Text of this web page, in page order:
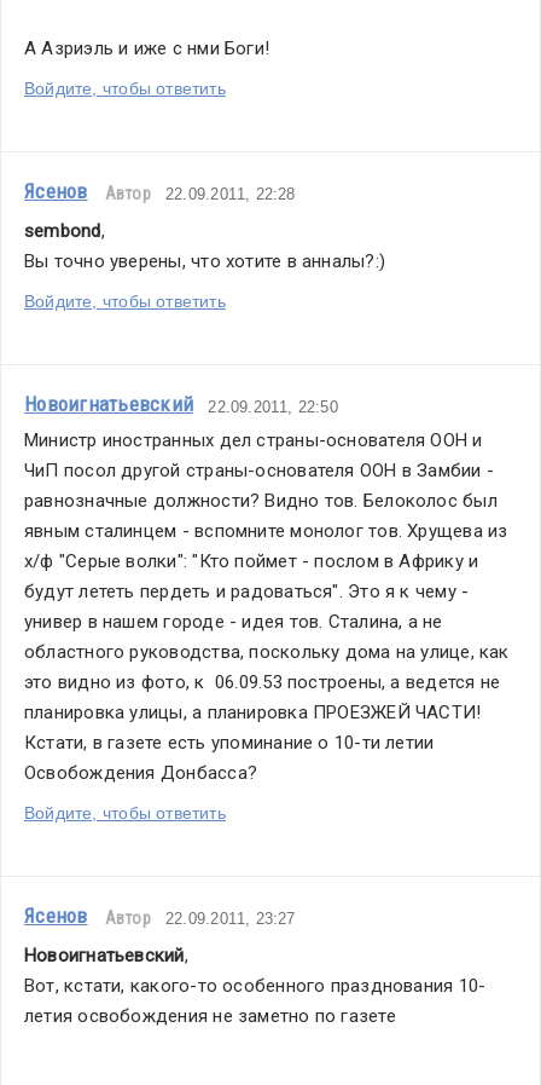
А Азриэль и иже с нми Боги!
Войдите, чтобы ответить
Ясенов Автор 22.09.2011, 22:28
sembond,
Вы точно уверены, что хотите в анналы?:)
Войдите, чтобы ответить
Новоигнатьевский 22.09.2011, 22:50
Министр иностранных дел страны-основателя ООН и
ЧиП посол другой страны-основателя ООН в Замбии -
равнозначные должности? Видно тов. Белоколос был
явным сталинцем - вспомните монолог тов. Хрущева из
х/ф "Серые волки": "Кто поймет - послом в Африку и
будут лететь пердеть и радоваться". Это я к чему -
универ в нашем городе - идея тов. Сталина, а не
областного руководства, поскольку дома на улице, как
это видно из фото, к  06.09.53 построены, а ведется не
планировка улицы, а планировка ПРОЕЗЖЕЙ ЧАСТИ!
Кстати, в газете есть упоминание о 10-ти летии
Освобождения Донбасса?
Войдите, чтобы ответить
Ясенов Автор 22.09.2011, 23:27
Новоигнатьевский,
Вот, кстати, какого-то особенного празднования 10-
летия освобождения не заметно по газете